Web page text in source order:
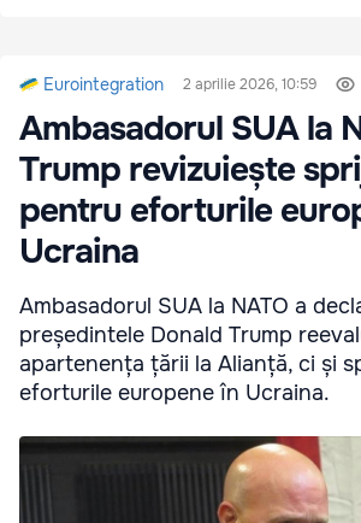
Eurointegration 2 aprilie 2026, 10:59
Ambasadorul SUA la
Trump revizuiește
pentru eforturile
Ucraina
Ambasadorul SUA la NATO a
președintele Donald Trump
apartenența țării la Alianță, ci și
eforturile europene în Ucraina.